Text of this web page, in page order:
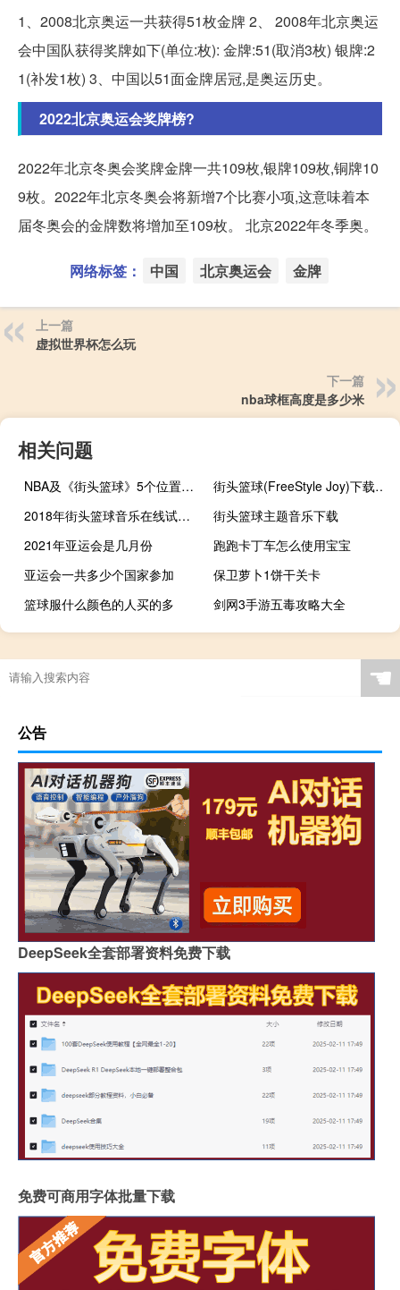
1、2008北京奥运一共获得51枚金牌 2、 2008年北京奥运
会中国队获得奖牌如下(单位:枚): 金牌:51(取消3枚) 银牌:2
1(补发1枚) 3、中国以51面金牌居冠,是奥运历史。
2022北京奥运会奖牌榜?
2022年北京冬奥会奖牌金牌一共109枚,银牌109枚,铜牌10
9枚。2022年北京冬奥会将新增7个比赛小项,这意味着本
届冬奥会的金牌数将增加至109枚。 北京2022年冬季奥。
网络标签： 中国 北京奥运会 金牌
上一篇
虚拟世界杯怎么玩
下一篇
nba球框高度是多少米
相关问题
NBA及《街头篮球》5个位置的详细介绍
街头篮球(FreeStyle Joy)下载(电脑、安卓和IOS所有版本)
2018年街头篮球音乐在线试听及下载
街头篮球主题音乐下载
2021年亚运会是几月份
跑跑卡丁车怎么使用宝宝
亚运会一共多少个国家参加
保卫萝卜1饼干关卡
篮球服什么颜色的人买的多
剑网3手游五毒攻略大全
2008年北京第几届奥运会
亚运会lol几比几
星露谷物语怎么收获樱桃
和刘欢唱奥运会的女歌手是谁☚
公告
DeepSeek全套部署资料免费下载
免费可商用字体批量下载